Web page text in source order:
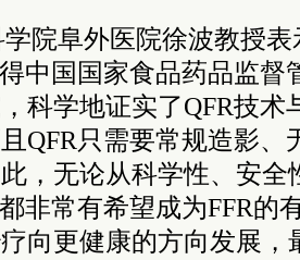
院阜外医院徐波教授表
中国国家食品药品监督
科学地证实了QFR技术
QFR只需要常规造影、
，无论从科学性、安全
非常有希望成为FFR的
向更健康的方向发展，